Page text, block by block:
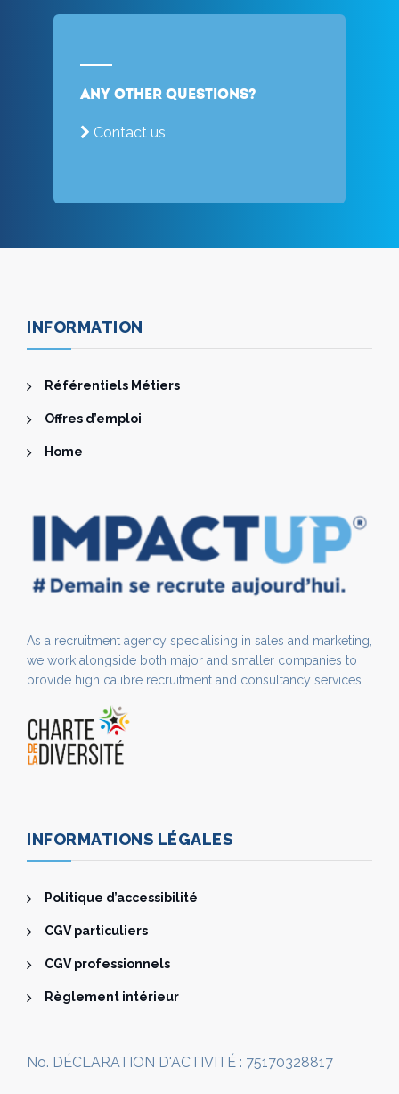
Any other questions?
Contact us
INFORMATION
Référentiels Métiers
Offres d’emploi
Home
As a recruitment agency specialising in sales and marketing,
we work alongside both major and smaller companies to
provide high calibre recruitment and consultancy services.
INFORMATIONS LÉGALES
Politique d’accessibilité
CGV particuliers
CGV professionnels
Règlement intérieur
No. DÉCLARATION D'ACTIVITÉ : 75170328817